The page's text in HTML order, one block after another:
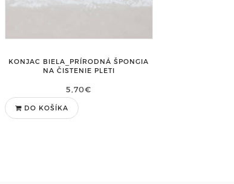
KONJAC BIELA_PRÍRODNÁ ŠPONGIA
NA ČISTENIE PLETI
5,70€
DO KOŠÍKA